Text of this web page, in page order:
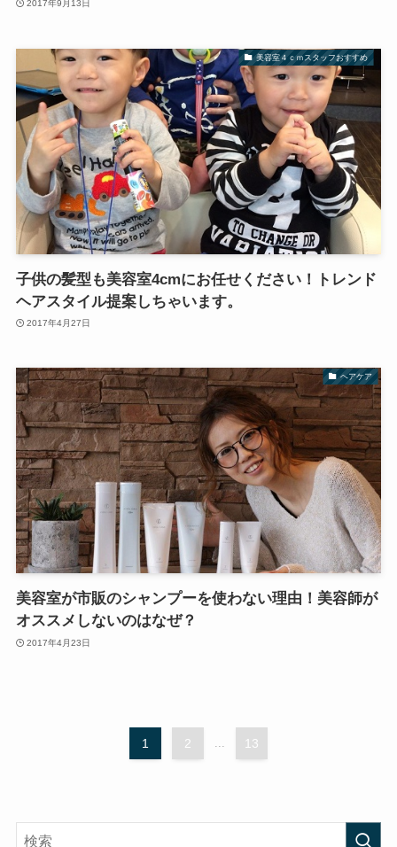
2017年9月13日
美容室４ｃｍスタッフおすすめ
子供の髪型も美容室4cmにお任せください！トレンド
ヘアスタイル提案しちゃいます。
2017年4月27日
ヘアケア
美容室が市販のシャンプーを使わない理由！美容師が
オススメしないのはなぜ？
2017年4月23日
1 2 ... 13